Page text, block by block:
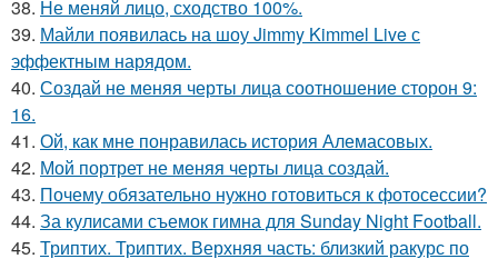
38. Не меняй лицо, сходство 100%.
39. Майли появилась на шоу Jimmy Kimmel Live с
эффектным нарядом.
40. Создай не меняя черты лица соотношение сторон 9:
16.
41. Ой, как мне понравилась история Алемасовых.
42. Мой портрет не меняя черты лица создай.
43. Почему обязательно нужно готовиться к фотосессии?
44. За кулисами съемок гимна для Sunday Night Football.
45. Триптих. Триптих. Верхняя часть: близкий ракурс по